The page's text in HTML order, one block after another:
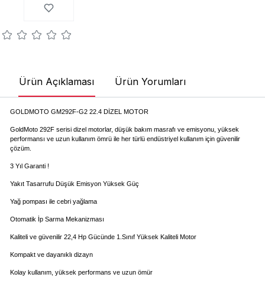
Ürün Açıklaması Ürün Yorumları
GOLDMOTO GM292F-G2 22.4 DİZEL MOTOR
GoldMoto 292F serisi dizel motorlar, düşük bakım masrafı ve emisyonu, yüksek
performansı ve uzun kullanım ömrü ile her türlü endüstriyel kullanım için güvenilir
çözüm.
3 Yıl Garanti !
Yakıt Tasarrufu Düşük Emisyon Yüksek Güç
Yağ pompası ile cebri yağlama
Otomatik İp Sarma Mekanizması
Kaliteli ve güvenilir 22,4 Hp Gücünde 1.Sınıf Yüksek Kaliteli Motor
Kompakt ve dayanıklı dizayn
Kolay kullanım, yüksek performans ve uzun ömür